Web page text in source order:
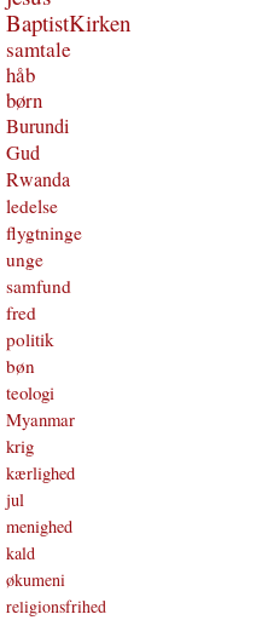
BaptistKirken
samtale
håb
børn
Burundi
Gud
Rwanda
ledelse
flygtninge
unge
samfund
fred
politik
bøn
teologi
Myanmar
krig
kærlighed
jul
menighed
kald
økumeni
religionsfrihed